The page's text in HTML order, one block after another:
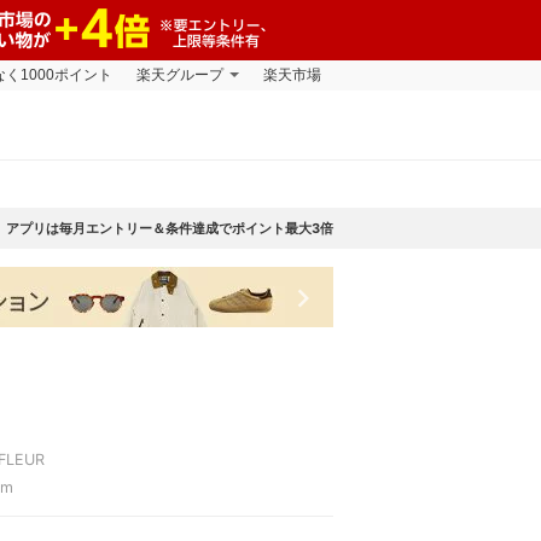
く1000ポイント 楽天グループ 楽天市場
アプリは毎月エントリー＆条件達成でポイント最大3倍
keyboard_arrow_right